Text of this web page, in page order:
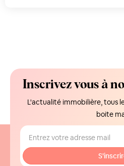
Inscrivez vous à
L'actualité immobilière, tous
boite